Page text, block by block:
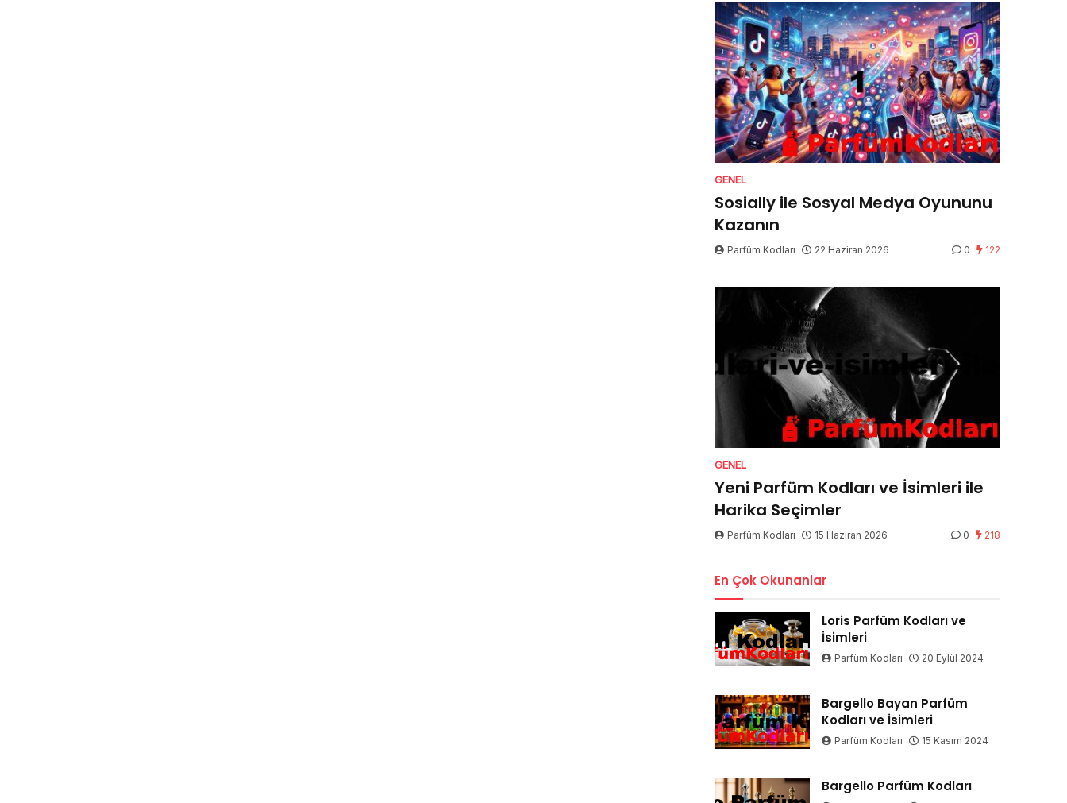
GENEL
Sosially ile Sosyal Medya Oyununu
Kazanın
Parfüm Kodları 22 Haziran 2026 0 122
GENEL
Yeni Parfüm Kodları ve İsimleri ile
Harika Seçimler
Parfüm Kodları 15 Haziran 2026 0 218
En Çok Okunanlar
Loris Parfüm Kodları ve
İsimleri
Parfüm Kodları 20 Eylül 2024
Bargello Bayan Parfüm
Kodları ve İsimleri
Parfüm Kodları 15 Kasım 2024
Bargello Parfüm Kodları